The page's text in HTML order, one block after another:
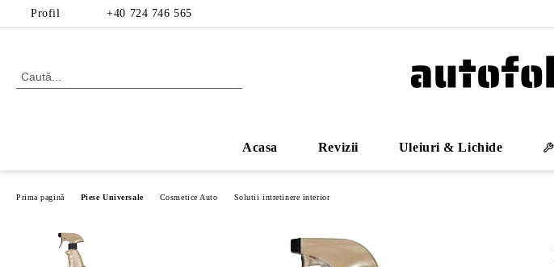
Profil +40 724 746 565
Acasa Revizii Uleiuri & Lichide
Prima pagină Piese Universale Cosmetice Auto Solutii intretinere interior